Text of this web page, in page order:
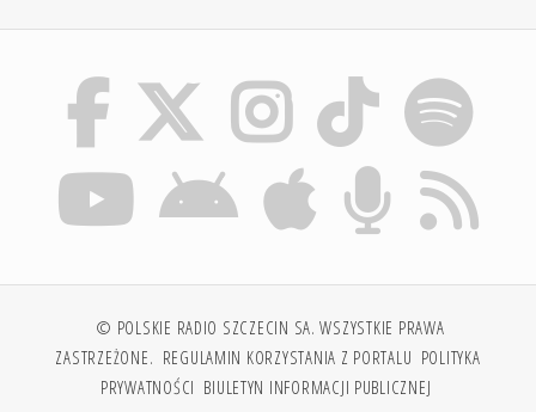
© POLSKIE RADIO SZCZECIN SA. WSZYSTKIE PRAWA
ZASTRZEŻONE. REGULAMIN KORZYSTANIA Z PORTALU POLITYKA
PRYWATNOŚCI BIULETYN INFORMACJI PUBLICZNEJ